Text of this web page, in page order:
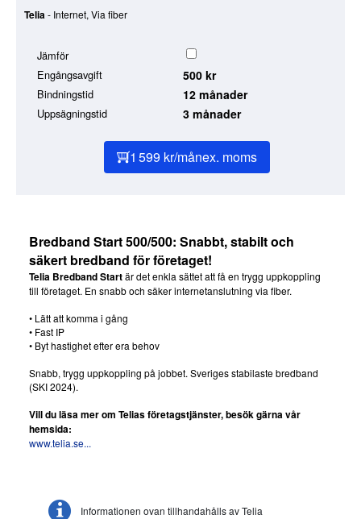
Telia- Internet, Via fiber
Jämför
Engångsavgift
500 kr
Bindningstid 12 månader
Uppsägningstid 3 månader
1 599 kr/månex. moms
Bredband Start 500/500: Snabbt, stabilt och
säkert bredband för företaget!
Telia Bredband Startär det enkla sättet att få en trygg uppkoppling
till företaget. En snabb och säker internetanslutning via fiber.
• Lätt att komma i gång
• Fast IP
• Byt hastighet efter era behov
Snabb, trygg uppkoppling på jobbet. Sveriges stabilaste bredband
(SKI 2024).
Vill du läsa mer om Telias företagstjänster, besök gärna vår
hemsida:
www.telia.se...
Informationen ovan tillhandahålls av Telia